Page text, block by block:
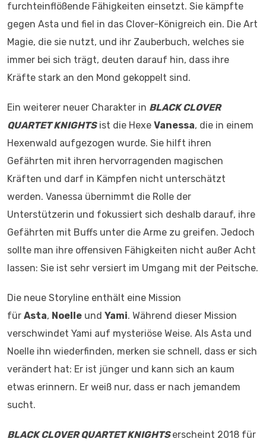
furchteinflößende Fähigkeiten einsetzt. Sie kämpfte
gegen Asta und fiel in das Clover-Königreich ein. Die Art
Magie, die sie nutzt, und ihr Zauberbuch, welches sie
immer bei sich trägt, deuten darauf hin, dass ihre
Kräfte stark an den Mond gekoppelt sind.
Ein weiterer neuer Charakter in BLACK CLOVER
QUARTET KNIGHTSist die Hexe Vanessa, die in einem
Hexenwald aufgezogen wurde. Sie hilft ihren
Gefährten mit ihren hervorragenden magischen
Kräften und darf in Kämpfen nicht unterschätzt
werden. Vanessa übernimmt die Rolle der
Unterstützerin und fokussiert sich deshalb darauf, ihre
Gefährten mit Buffs unter die Arme zu greifen. Jedoch
sollte man ihre offensiven Fähigkeiten nicht außer Acht
lassen: Sie ist sehr versiert im Umgang mit der Peitsche.
Die neue Storyline enthält eine Mission
für Asta, Noelle und Yami. Während dieser Mission
verschwindet Yami auf mysteriöse Weise. Als Asta und
Noelle ihn wiederfinden, merken sie schnell, dass er sich
verändert hat: Er ist jünger und kann sich an kaum
etwas erinnern. Er weiß nur, dass er nach jemandem
sucht.
BLACK CLOVER QUARTET KNIGHTSerscheint 2018 für